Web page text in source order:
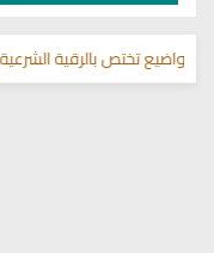
تختص بالرقية الشرعية